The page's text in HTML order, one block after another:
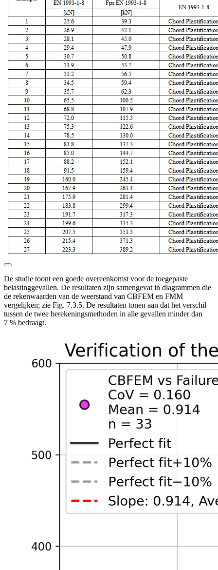
De studie toont een goede overeenkomst voor de toegepaste
belastinggevallen. De resultaten zijn samengevat in diagrammen die
de rekenwaarden van de weerstand van CBFEM en FMM
vergelijken; zie Fig. 7.3.5. De resultaten tonen aan dat het verschil
tussen de twee berekeningsmethoden in alle gevallen minder dan
7 % bedraagt.